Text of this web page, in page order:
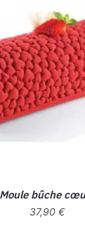
Moule bûche
37,90€